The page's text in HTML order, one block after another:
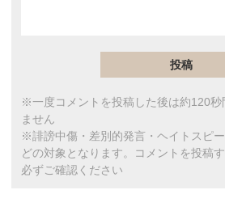
※一度コメントを投稿した後は約120秒
ません
※誹謗中傷・差別的発言・ヘイトスピ
どの対象となります。コメントを投稿
必ずご確認ください